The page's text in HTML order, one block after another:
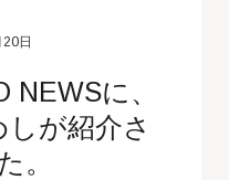
日
NEWSに、
が紹介さ
。